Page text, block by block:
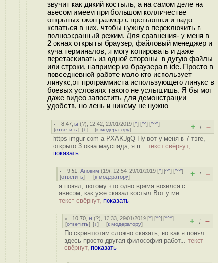
звучит как дикий костыль, а на самом деле на
авесом имеем при большом колличестве
открытых окон размер с превьюшки и надо
копаться в них, чтобы нужную переключить в
полноэкранный режим. Для сравнения- у меня в
2 окнах открыты браузер, файловый менеджер и
куча терминалов, я могу копировать и даже
перетаскивать из одной стороны в дугую файлы
или строки, например из браузера в ide. Просто в
повседневной работе мало кто использует
линукс,от программиста использующего линукс в
боевых условиях такого не услышишь. Я бы мог
даже видео запостить для демонстрации
удобств, но лень и никому не нужно
8.47 ,ы (?), 12:42, 29/01/2019 [^] [^^] [^^^]
[ответить] [↓] [к модератору] + / –
https imgur com a PXAKJgQ Ну вот у меня в 7 тэге,
открыто 3 окна мауспада, я п... текст свёрнут,
показать
9.51 ,Аноним (19), 12:54, 29/01/2019 [^] [^^] [^^^]
[ответить] [к модератору] + / –
я понял, потому что одно время возился с
авесом, как уже сказал костыл Вот у ме...
текст свёрнут, показать
10.70 ,ы (?), 13:33, 29/01/2019 [^] [^^] [^^^]
[ответить] [↓] [к модератору] + / –
По скриншотам сложно сказать, но как я понял
здесь просто другая философия работ... текст
свёрнут, показать